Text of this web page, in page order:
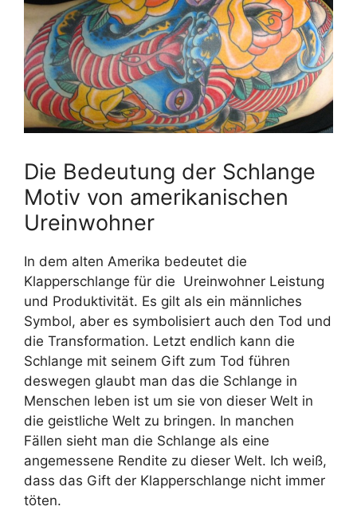
Die Bedeutung der Schlange
Motiv von amerikanischen
Ureinwohner
In dem alten Amerika bedeutet die
Klapperschlange für die Ureinwohner Leistung
und Produktivität. Es gilt als ein männliches
Symbol, aber es symbolisiert auch den Tod und
die Transformation. Letzt endlich kann die
Schlange mit seinem Gift zum Tod führen
deswegen glaubt man das die Schlange in
Menschen leben ist um sie von dieser Welt in
die geistliche Welt zu bringen. In manchen
Fällen sieht man die Schlange als eine
angemessene Rendite zu dieser Welt. Ich weiß,
dass das Gift der Klapperschlange nicht immer
töten.